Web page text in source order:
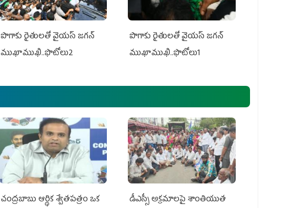
పొగాకు రైతుల‌తో వైయ‌స్ జ‌గ‌న్
ముఖాముఖి..ఫొటోలు2
పొగాకు రైతుల‌తో వైయ‌స్ జ‌గ‌న్
ముఖాముఖి..ఫొటోలు1
చంద్రబాబు ఆర్థిక శ్వేతపత్రం ఒక
డీఎస్సీ అక్రమాలపై శాంతియుత